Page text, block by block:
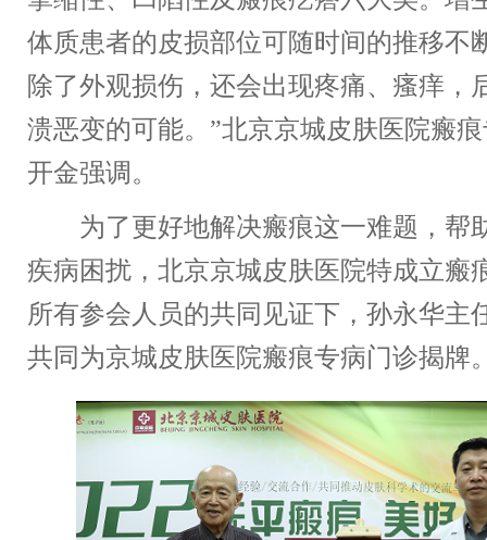
体质患者的皮损部位可随时间的推移不
除了外观损伤，还会出现疼痛、瘙痒，
溃恶变的可能。”北京京城皮肤医院瘢
开金强调。
为了更好地解决瘢痕这一难题，帮
疾病困扰，北京京城皮肤医院特成立瘢
所有参会人员的共同见证下，孙永华主
共同为京城皮肤医院瘢痕专病门诊揭牌